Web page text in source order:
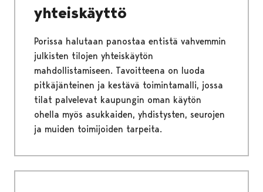
yhteiskäyttö
Porissa halutaan panostaa entistä vahvemmin
julkisten tilojen yhteiskäytön
mahdollistamiseen. Tavoitteena on luoda
pitkäjänteinen ja kestävä toimintamalli, jossa
tilat palvelevat kaupungin oman käytön
ohella myös asukkaiden, yhdistysten, seurojen
ja muiden toimijoiden tarpeita.